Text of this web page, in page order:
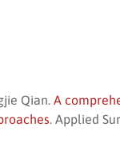
Qian. A
. Applied